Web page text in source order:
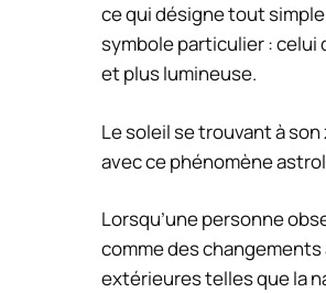
ce qui désigne tout
symbole particulier : celui
et plus lumineuse.
Le soleil se trouvant à
avec ce phénomène
Lorsqu’une personne
comme des
extérieures telles que la